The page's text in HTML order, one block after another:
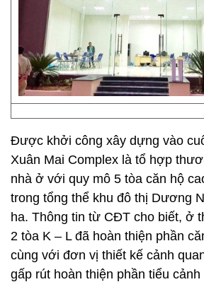
Được khởi công xây dựng vào
Xuân Mai Complex là tổ hợp
nhà ở với quy mô 5 tòa căn hộ
trong tổng thể khu đô thị Dương
ha. Thông tin từ CĐT cho biết, ở
2 tòa K – L đã hoàn thiện phần
cùng với đơn vị thiết kế cảnh
gấp rút hoàn thiện phần tiểu